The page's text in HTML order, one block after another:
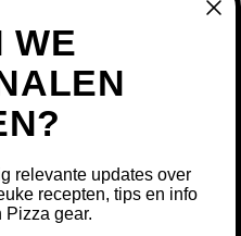
MIJN ACCOUNT
MIJN BESTELLINGEN
MIJN TICKETS
WE
relevante updates over
recepten, tips en info
Pizza gear.